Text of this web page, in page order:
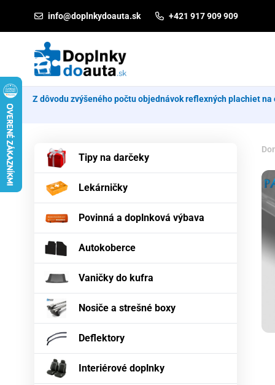
info@doplnkydoauta.sk +421 917 909 909
Z dôvodu zvýšeného počtu objednávok reflexných plachiet
Tipy na darčeky
Lekárničky
Povinná a doplnková výbava
Autokoberce
Vaničky do kufra
Nosiče a strešné boxy
Deflektory
Interiérové doplnky